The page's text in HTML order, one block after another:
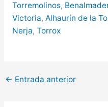
Torremolinos,
Victoria, Alhaurín de la
Nerja, Torrox
← Entrada anterior